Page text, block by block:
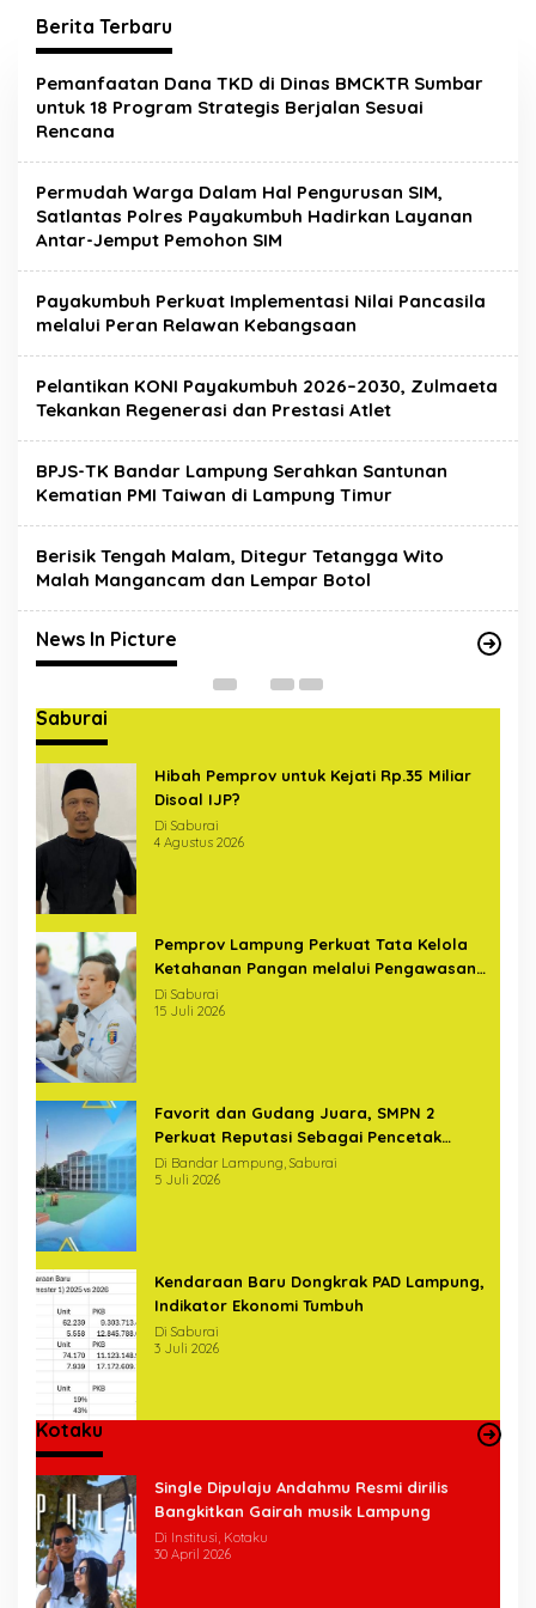
Berita Terbaru
Metropolis.co.id
Pemanfaatan Dana TKD di Dinas BMCKTR Sumbar
untuk 18 Program Strategis Berjalan Sesuai
Rencana
Permudah Warga Dalam Hal Pengurusan SIM,
Satlantas Polres Payakumbuh Hadirkan Layanan
Antar-Jemput Pemohon SIM
Payakumbuh Perkuat Implementasi Nilai Pancasila
melalui Peran Relawan Kebangsaan
Pelantikan KONI Payakumbuh 2026–2030, Zulmaeta
Tekankan Regenerasi dan Prestasi Atlet
BPJS-TK Bandar Lampung Serahkan Santunan
Kematian PMI Taiwan di Lampung Timur
Berisik Tengah Malam, Ditegur Tetangga Wito
Malah Mangancam dan Lempar Botol
News In Picture
Satgas Gabungan Covid-19
Sterilkan Pelintas di Bundaran
Hajimena Lampung
Di News In Picture
Saburai
Hibah Pemprov untuk Kejati Rp.35 Miliar
Disoal IJP?
Di Saburai
4 Agustus 2026
Pemprov Lampung Perkuat Tata Kelola
Ketahanan Pangan melalui Pengawasan
Terintegrasi Bersama BPKP
Di Saburai
15 Juli 2026
Favorit dan Gudang Juara, SMPN 2
Perkuat Reputasi Sebagai Pencetak
Generasi Unggul
Di Bandar Lampung, Saburai
5 Juli 2026
Kendaraan Baru Dongkrak PAD Lampung,
Indikator Ekonomi Tumbuh
Di Saburai
3 Juli 2026
Kotaku
Single Dipulaju Andahmu Resmi dirilis
Bangkitkan Gairah musik Lampung
Di Institusi, Kotaku
30 April 2026